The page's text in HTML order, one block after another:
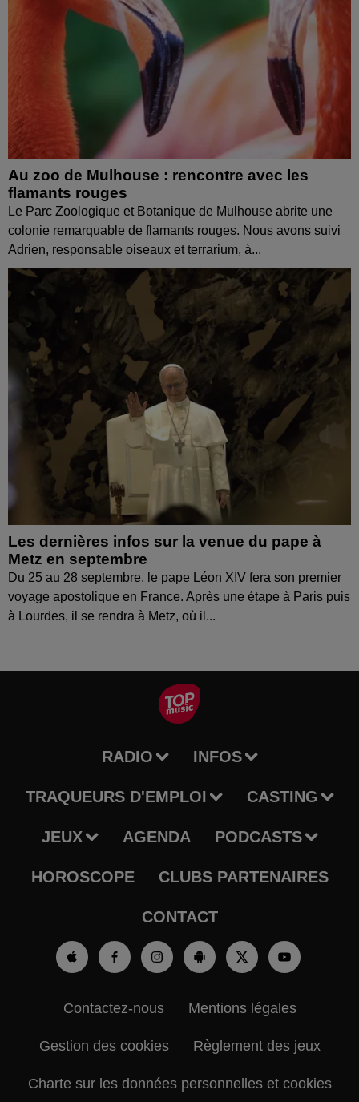
Au zoo de Mulhouse : rencontre avec les
flamants rouges
Le Parc Zoologique et Botanique de Mulhouse abrite une
colonie remarquable de flamants rouges. Nous avons suivi
Adrien, responsable oiseaux et terrarium, à...
Les dernières infos sur la venue du pape à
Metz en septembre
Du 25 au 28 septembre, le pape Léon XIV fera son premier
voyage apostolique en France. Après une étape à Paris puis
à Lourdes, il se rendra à Metz, où il...
RADIO INFOS
TRAQUEURS D'EMPLOI CASTING
JEUX AGENDA PODCASTS
HOROSCOPE CLUBS PARTENAIRES
CONTACT
Contactez-nous Mentions légales
Gestion des cookies Règlement des jeux
Charte sur les données personnelles et cookies